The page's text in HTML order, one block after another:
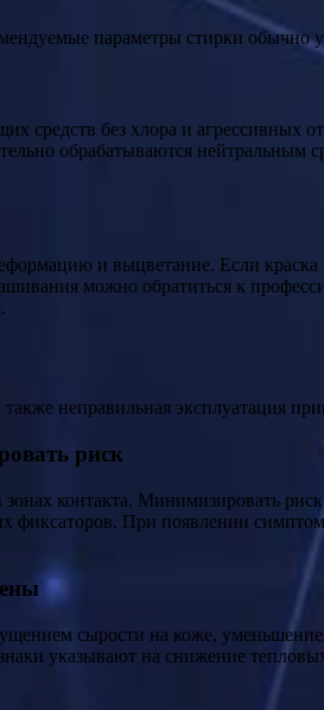
параметры стирки обычно
средств без хлора и агрессивных
обрабатываются нейтральным
и выцветание. Если
можно обратиться к
неправильная эксплуатация
риск
контакта. Минимизировать
При появлении
сырости на коже,
указывают на снижение